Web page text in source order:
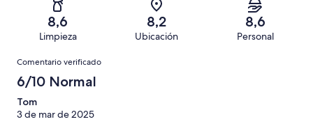
puntuación
puntuación
puntuación
Normal
una
puntuación
30
una
puntuación
de
8,6
Limpieza
8,2
Ubicación
8,6
Personal
Comentarios
Comentario verificado
6/10 Normal
Tom
3 de mar de 2025